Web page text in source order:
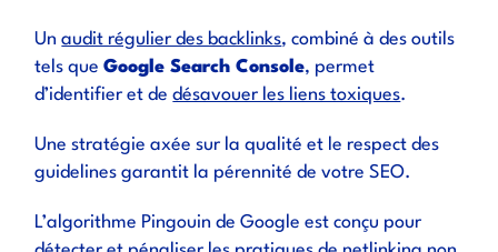
Unaudit régulier des backlinks, combiné à des outils
tels queGoogle Search Console, permet
d’identifier et dedésavouer les liens toxiques.
Une stratégie axée sur la qualité et le respect des
guidelines garantit la pérennité de votre SEO.
L’algorithme Pingouin de Google est conçu pour